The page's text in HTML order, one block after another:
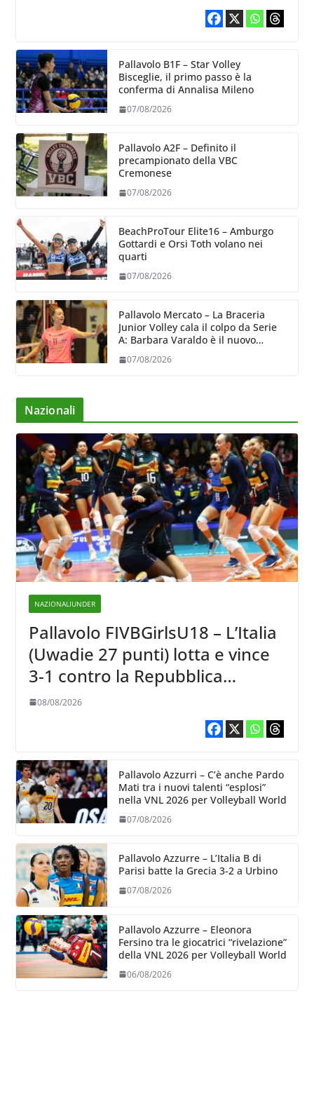
Pallavolo B1F – Star Volley
Bisceglie, il primo passo è la
conferma di Annalisa Mileno
07/08/2026
Pallavolo A2F – Definito il
precampionato della VBC
Cremonese
07/08/2026
BeachProTour Elite16 – Amburgo
Gottardi e Orsi Toth volano nei
quarti
07/08/2026
Pallavolo Mercato – La Braceria
Junior Volley cala il colpo da Serie
A: Barbara Varaldo è il nuovo
07/08/2026
Nazionali
NAZIONALIUNDER
Pallavolo FIVBGirlsU18 – L’Italia
(Uwadie 27 punti) lotta e vince
3-1 contro la Repubblica
Dominicana
08/08/2026
Pallavolo Azzurri – C’è anche Pardo
Mati tra i nuovi talenti “esplosi”
nella VNL 2026 per Volleyball World
07/08/2026
Pallavolo Azzurre – L’Italia B di
Parisi batte la Grecia 3-2 a Urbino
07/08/2026
Pallavolo Azzurre – Eleonora
Fersino tra le giocatrici “rivelazione”
della VNL 2026 per Volleyball World
06/08/2026